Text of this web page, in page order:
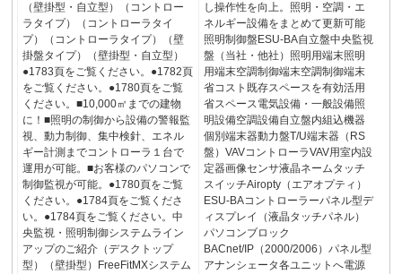
（壁掛型・自立型）（コントロー
ラタイプ）（コントローラタイ
プ）（コントローラタイプ）（壁
掛盤タイプ）（壁掛型・自立型）
●1783頁をご覧ください。●1782頁
をご覧ください。●1780頁をご覧
ください。■10,000㎡までの建物
に！■照明の制御から設備の警報監
視、動力制御、集中検針、エネル
ギー計測までコントローラ１台で
運用が可能。■お客様のパソコンで
制御監視が可能。●1780頁をご覧
ください。●1784頁をご覧くださ
い。●1784頁をご覧ください。中
央監視・照明制御システムライン
アップのご紹介（デスクトップ
型）（壁掛型）FreeFitMXシステム
し操作性を向上。照明・空調・エ
ネルギー設備をまとめて更新可能
照明制御盤ESU-BA自立盤中央監視
盤（当社・他社）照明用端末照明
用端末空調制御端末空調制御端末
省コスト既存スペースを有効活用
省スペース電気設備・一般設備照
明設備空調設備自立盤内組込機器
個別端末器動力盤T/U端末器（RS
盤）VAVコントローラVAV用室内設
定器画像センサ液晶ネームタッチ
スイッチAiropty（エアオプティ）
ESU-BAコントローラーパネル型デ
ィスプレイ（液晶タッチパネル）
パソコンブロック
BACnet/IP（2000/2006）パネル型
アナンシェータ各ユニットへ電源